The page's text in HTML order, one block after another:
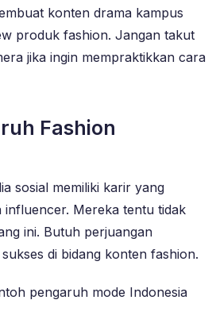
konten drama kampus
produk fashion. Jangan takut
jika ingin mempraktikkan cara
Fashion
sosial memiliki karir yang
influencer. Mereka tentu tidak
ini. Butuh perjuangan
di bidang konten fashion.
pengaruh mode Indonesia